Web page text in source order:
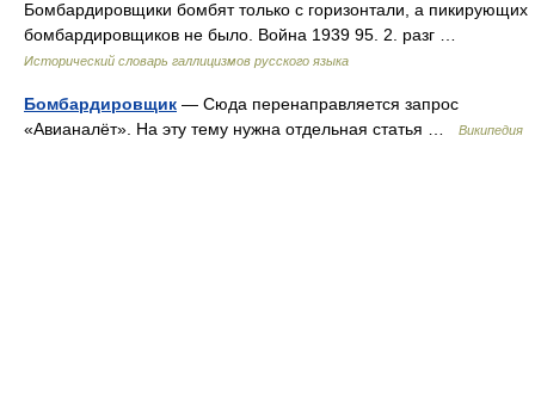
Бомбардировщики бомбят только с горизонтали, а пикирующих
бомбардировщиков не было. Война 1939 95. 2. разг …
Исторический словарь галлицизмов русского языка
Бомбардировщик — Сюда перенаправляется запрос
«Авианалёт». На эту тему нужна отдельная статья …
Википедия